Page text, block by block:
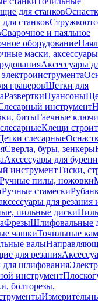
для станков
станков
Сварочное и паяльное
оборудование
маски, аксессуары
Аксессуары
граверовЩетки для
РазверткиПуансоны
инструмент
битыГаечные ключи
Клещи
слесарные
Сверла, буры, зенкеры
Аксессуары для
инструментТиски,
Ручные пилы, ножовки
Ручные стамески
для резания
пильные диски
ФрезыШлифовальные
чашкиТочильные
валы
для резания
для шлифования
инструмент
болторезы,